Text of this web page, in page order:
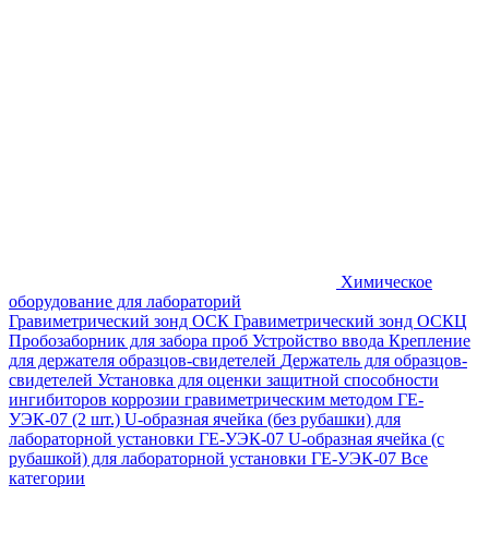
Химическое
оборудование для лабораторий
Гравиметрический зонд ОСК Гравиметрический зонд ОСКЦ
Пробозаборник для забора проб Устройство ввода Крепление
для держателя образцов-свидетелей Держатель для образцов-
свидетелей Установка для оценки защитной способности
ингибиторов коррозии гравиметрическим методом ГЕ-
УЭК-07 (2 шт.) U-образная ячейка (без рубашки) для
лабораторной установки ГЕ-УЭК-07 U-образная ячейка (с
рубашкой) для лабораторной установки ГЕ-УЭК-07 Все
категории